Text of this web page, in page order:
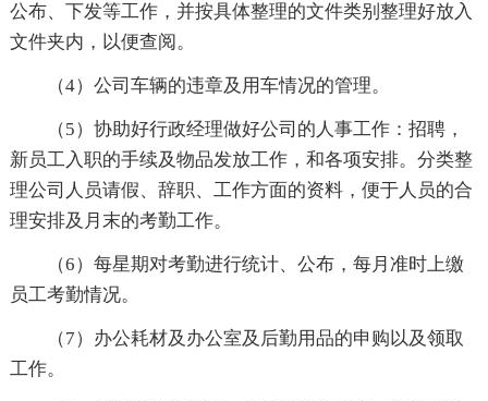
公布、下发等工作，并按具体整理的文件类别整理好放入
文件夹内，以便查阅。
（4）公司车辆的违章及用车情况的管理。
（5）协助好行政经理做好公司的人事工作：招聘，
新员工入职的手续及物品发放工作，和各项安排。分类整
理公司人员请假、辞职、工作方面的资料，便于人员的合
理安排及月末的考勤工作。
（6）每星期对考勤进行统计、公布，每月准时上缴
员工考勤情况。
（7）办公耗材及办公室及后勤用品的申购以及领取
工作。